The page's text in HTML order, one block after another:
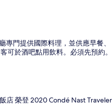
專門提供國際料理，並供應早餐、
可於酒吧點用飲料。必須先預約。
店 榮登 2020 Condé Nast Traveler